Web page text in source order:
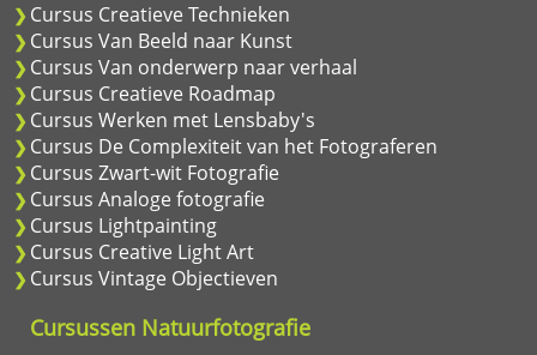
Cursus Creatieve Technieken
Cursus Van Beeld naar Kunst
Cursus Van onderwerp naar verhaal
Cursus Creatieve Roadmap
Cursus Werken met Lensbaby's
Cursus De Complexiteit van het Fotograferen
Cursus Zwart-wit Fotografie
Cursus Analoge fotografie
Cursus Lightpainting
Cursus Creative Light Art
Cursus Vintage Objectieven
Cursussen Natuurfotografie